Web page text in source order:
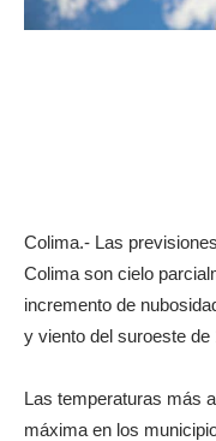
Colima.- Las
Colima son cielo
incremento de
y viento del suroeste de
Las temperaturas más
máxima en los